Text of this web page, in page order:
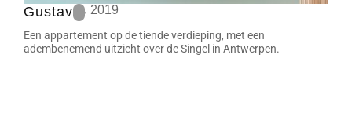
Gustav 2019
Een appartement op de tiende verdieping, met een
adembenemend uitzicht over de Singel in Antwerpen.